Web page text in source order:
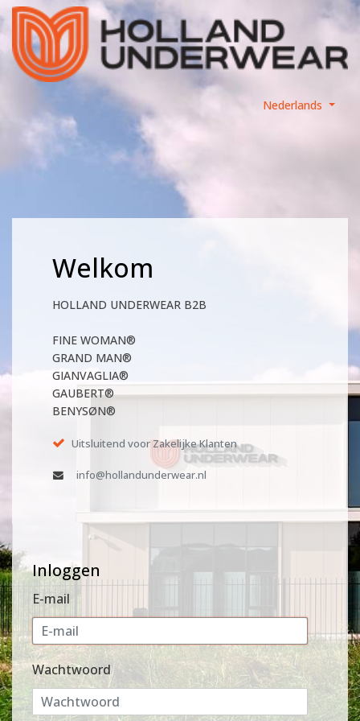
Nederlands
Welkom
HOLLAND UNDERWEAR B2B
FINE WOMAN®
GRAND MAN®
GIANVAGLIA®
GAUBERT®
BENYSØN®
Uitsluitend voor Zakelijke Klanten
info@hollandunderwear.nl
Inloggen
E-mail
Wachtwoord